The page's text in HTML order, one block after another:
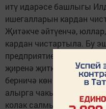
итү идарәсе башлыгы
ишегалларын кардан
Җитәкче әйтүенчә,
кардан чистартыла. Бу
предприятиесе, идарә
җиренә җиткереп
берничә көн алдан
алырга чакырган
колак салмый.